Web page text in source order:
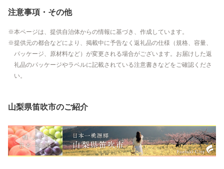
注意事項・その他
本ページは、提供自治体からの情報に基づき、作成しています。
提供元の都合などにより、掲載中に予告なく返礼品の仕様（規格、容量、
パッケージ、原材料など）が変更される場合がございます。お届けした返
礼品のパッケージやラベルに記載されている注意書きなどをご確認くださ
い。
山梨県笛吹市のご紹介